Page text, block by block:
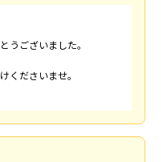
うございました。
くださいませ。